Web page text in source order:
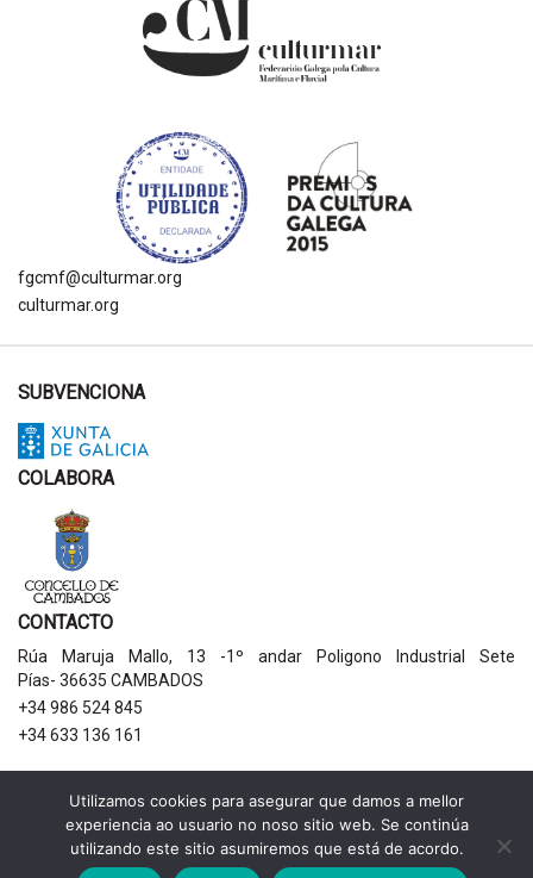
fgcmf@culturmar.org
culturmar.org
SUBVENCIONA
COLABORA
CONTACTO
Rúa Maruja Mallo, 13 -1º andar Poligono Industrial Sete
Pías- 36635 CAMBADOS
+34 986 524 845
+34 633 136 161
AVISOS LEGAIS
Política de privacidade
Aviso legal
Utilizamos cookies para asegurar que damos a mellor
experiencia ao usuario no noso sitio web. Se continúa
utilizando este sitio asumiremos que está de acordo.